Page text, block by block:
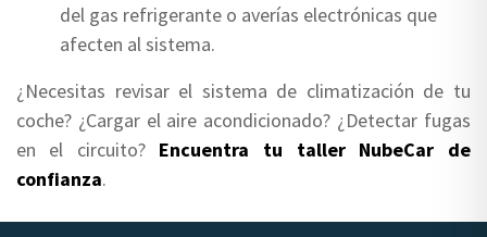
del gas refrigerante o averías electrónicas que
afecten al sistema.
¿Necesitas revisar el sistema de climatización de tu
coche? ¿Cargar el aire acondicionado? ¿Detectar fugas
en el circuito? Encuentra tu taller NubeCar de
confianza.